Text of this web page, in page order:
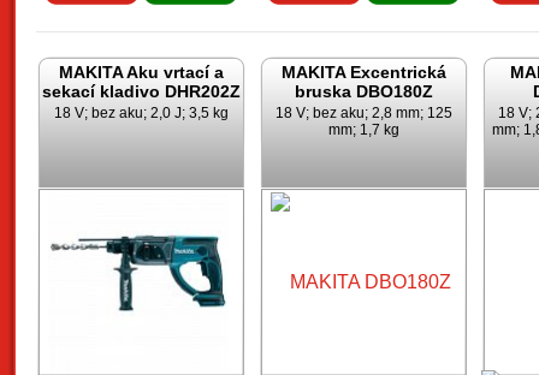
MAKITA Aku vrtací a
sekací kladivo DHR202Z
18 V; bez aku; 2,0 J; 3,5 kg
MAKITA Excentrická
bruska DBO180Z
18 V; bez aku; 2,8 mm; 125
mm; 1,7 kg
18 V;
mm;